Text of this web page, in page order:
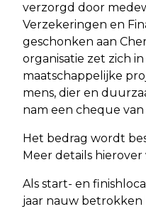
verzorgd door
Verzekeringen en
geschonken aan
organisatie zet zich in
maatschappelijke
mens, dier en
nam een cheque
Het bedrag wordt
Meer details
Als start- en
jaar nauw